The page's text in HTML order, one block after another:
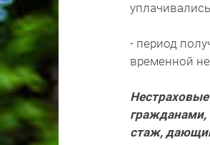
- период
временной
гражданами,
стаж,